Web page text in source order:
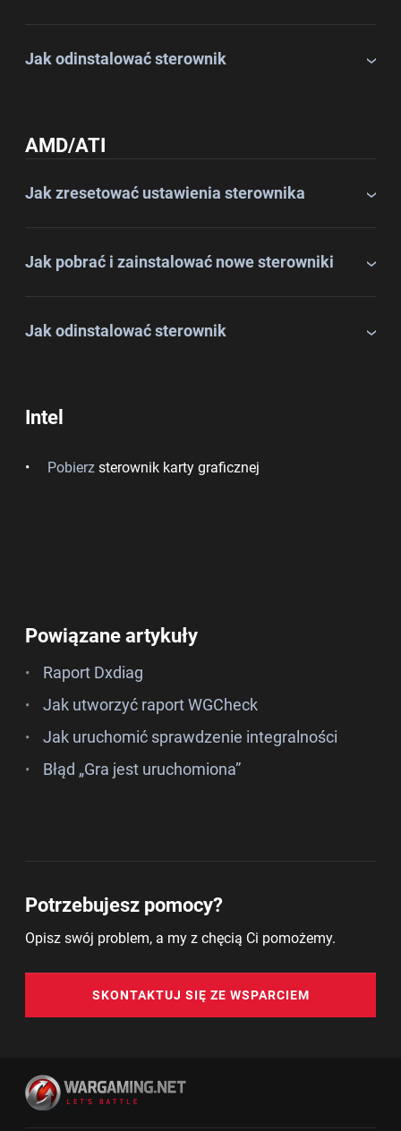
Jak odinstalować sterownik
AMD/ATI
Jak zresetować ustawienia sterownika
Jak pobrać i zainstalować nowe sterowniki
Jak odinstalować sterownik
Intel
Pobierz sterownik karty graficznej
Powiązane artykuły
Raport Dxdiag
Jak utworzyć raport WGCheck
Jak uruchomić sprawdzenie integralności
Błąd „Gra jest uruchomiona”
Potrzebujesz pomocy?
Opisz swój problem, a my z chęcią Ci pomożemy.
SKONTAKTUJ SIĘ ZE WSPARCIEM